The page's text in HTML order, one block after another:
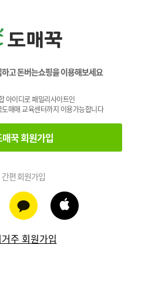
고 돈버는쇼핑을 이용해보세요
아이디로 패밀리사이트인
매매 교육센터까지 이용가능합니다
꾹 회원가입
간편 회원가입
주 회원가입